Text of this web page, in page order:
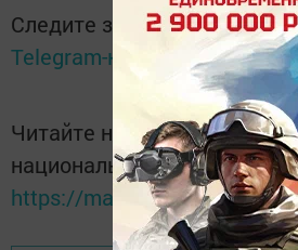
Следите за самым важным
Telegram-канале
Татмедиа
Читайте новости
национальном
https://max.ru/tatmedia